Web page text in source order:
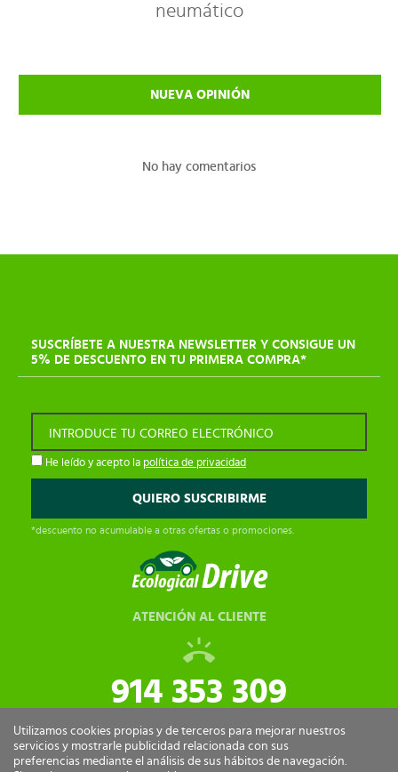
neumático
NUEVA OPINIÓN
No hay comentarios
SUSCRÍBETE A NUESTRA NEWSLETTER Y CONSIGUE UN
5% DE DESCUENTO EN TU PRIMERA COMPRA*
INTRODUCE TU CORREO ELECTRÓNICO
He leído y acepto la política de privacidad
*descuento no acumulable a otras ofertas o promociones.
ATENCIÓN AL CLIENTE
914 353 309
tiendaonline@ecologicaldrive.com
Utilizamos cookies propias y de terceros para mejorar nuestros
servicios y mostrarle publicidad relacionada con sus
preferencias mediante el análisis de sus hábitos de navegación.